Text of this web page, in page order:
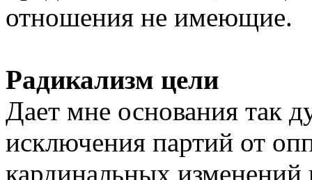
отношения не имеющие.
Радикализм цели
Дает мне основания так
исключения партий от
кардинальных